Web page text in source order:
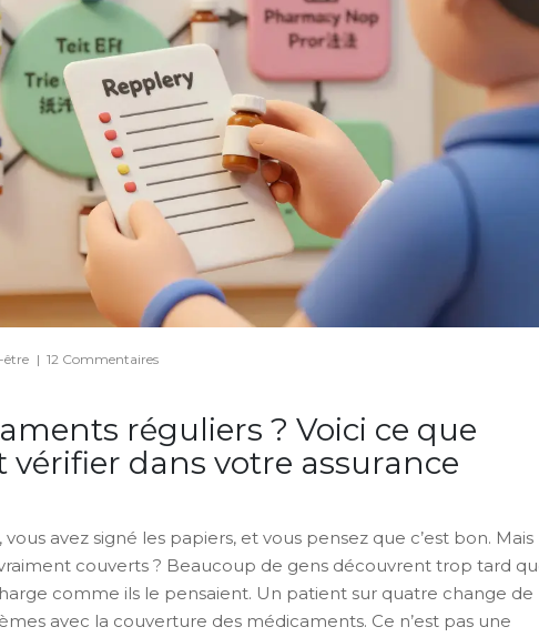
être | 12 Commentaires
réguliers ? Voici ce que
dans votre assurance
avez signé les papiers, et vous pensez que c’est bon. Mais
couverts ? Beaucoup de gens découvrent trop tard
comme ils le pensaient. Un patient sur quatre change de
avec la couverture des médicaments. Ce n’est pas une